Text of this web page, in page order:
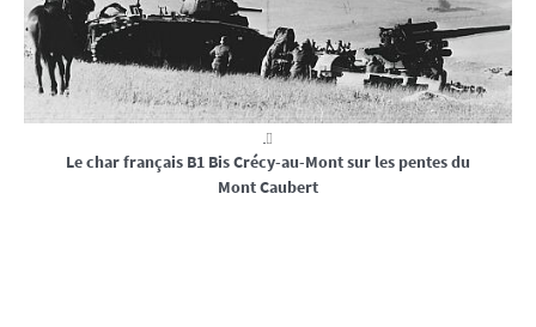
Le char français B1 Bis Crécy-au-Mont sur les pentes du
Mont Caubert